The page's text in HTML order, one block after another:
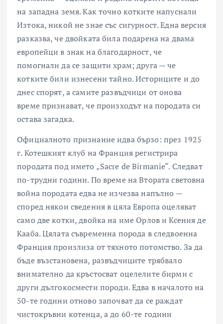
на западна земя. Как точно котките напуснали
Изтока, никой не знае със сигурност. Една версия
разказва, че двойката била подарена на двама
европейци в знак на благодарност, че
помогнали да се защити храм; друга — че
котките били изнесени тайно. Историците и до
днес спорят, а самите развъдчици от онова
време признават, че произходът на породата си
остава загадка.
Официалното признание идва бързо: през 1925
г. Котешкият клуб на Франция регистрира
породата под името „Sacre de Birmanie“. Следват
по-трудни години. По време на Втората световна
война породата едва не изчезва напълно —
според някои сведения в цяла Европа оцеляват
само две котки, двойка на име Орлов и Ксения де
Кааба. Цялата съвременна порода в следвоенна
Франция произлиза от тяхното потомство. За да
бъде възстановена, развъдчиците трябвало
внимателно да кръстосват оцелелите бирми с
други дългокосмести породи. Едва в началото на
50-те години отново започват да се раждат
чистокръвни котенца, а до 60-те години